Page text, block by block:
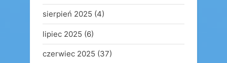
sierpień 2025 (4)
lipiec 2025 (6)
czerwiec 2025 (37)